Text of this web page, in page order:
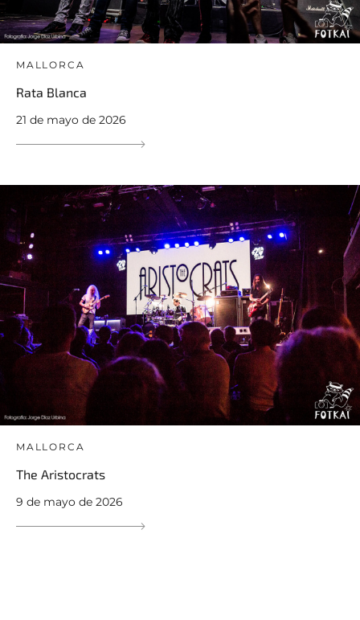
MALLORCA
Rata Blanca
21 de mayo de 2026
MALLORCA
The Aristocrats
9 de mayo de 2026